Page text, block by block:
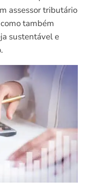
assessor tributário
também
sustentável e